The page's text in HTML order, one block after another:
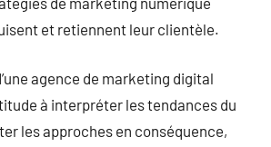
et retiennent leur clientèle.
agence de marketing digital
à interpréter les tendances du
les approches en conséquence,